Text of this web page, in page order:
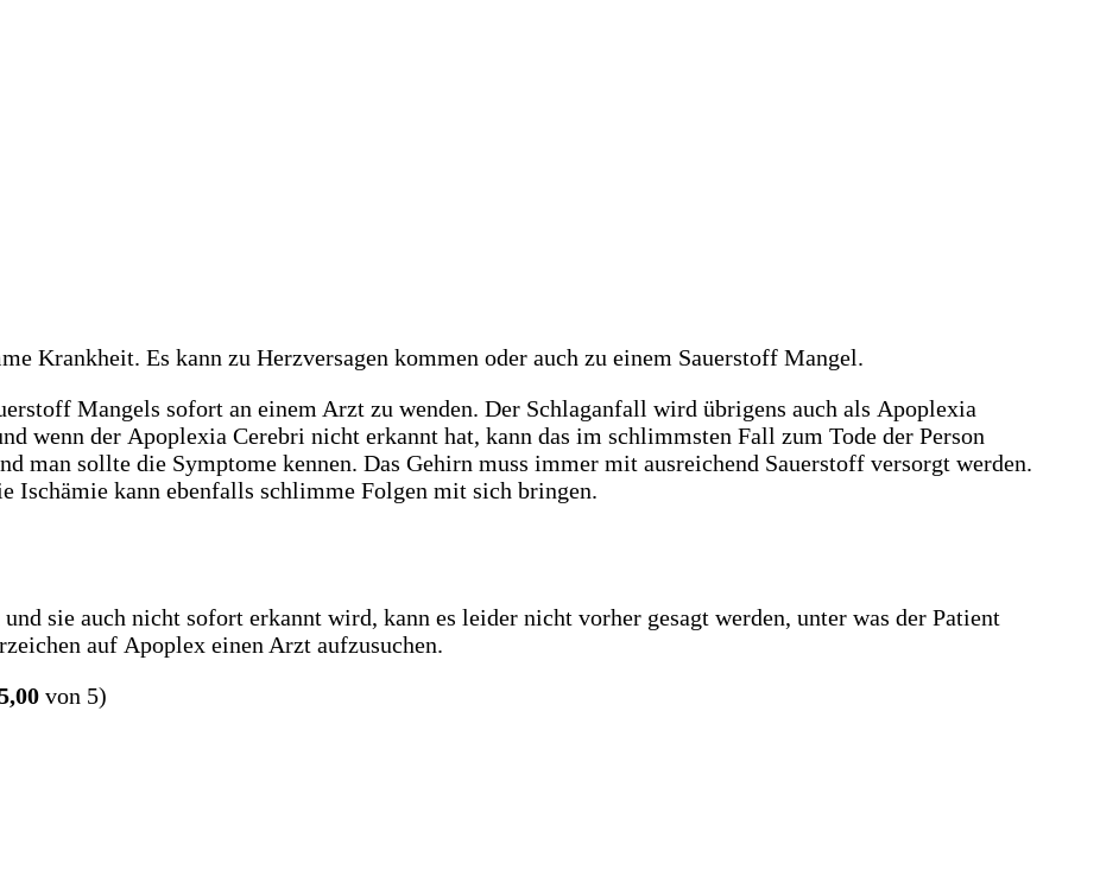
Krankheit. Es kann zu Herzversagen kommen oder auch zu einem Sauerstoff Mangel.
Mangels sofort an einem Arzt zu wenden. Der Schlaganfall wird übrigens auch als Apoplexia
wenn der Apoplexia Cerebri nicht erkannt hat, kann das im schlimmsten Fall zum Tode der Person
man sollte die Symptome kennen. Das Gehirn muss immer mit ausreichend Sauerstoff versorgt werden.
Ischämie kann ebenfalls schlimme Folgen mit sich bringen.
sie auch nicht sofort erkannt wird, kann es leider nicht vorher gesagt werden, unter was der Patient
auf Apoplex einen Arzt aufzusuchen.
von 5)